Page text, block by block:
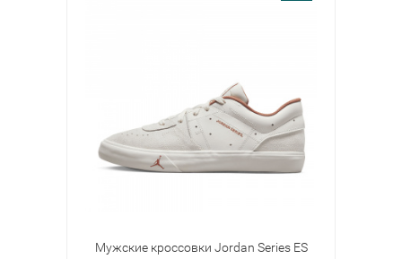
Мужские кроссовки Jordan Series ES